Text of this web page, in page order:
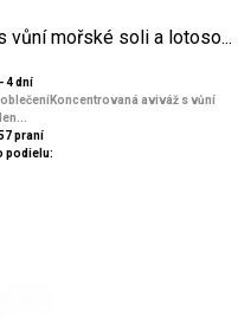
vůní mořské soli a lotoso...
4 dní
aviváž s vůní
praní
podielu: